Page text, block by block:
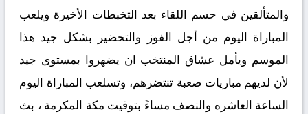
والمتألقين في حسم اللقاء بعد التخبطات الأخيرة ويلعب
المباراة اليوم من أجل الفوز والتحضير بشكل جيد هذا
الموسم ويأمل عشاق المنتخب ان يضهروا بمستوى جيد
لأن لديهم مباريات صعبة تنتضرهم، وتسلعب المباراة اليوم
الساعة العاشره والنصف مساءً بتوقيت مكة المكرمة ، بث